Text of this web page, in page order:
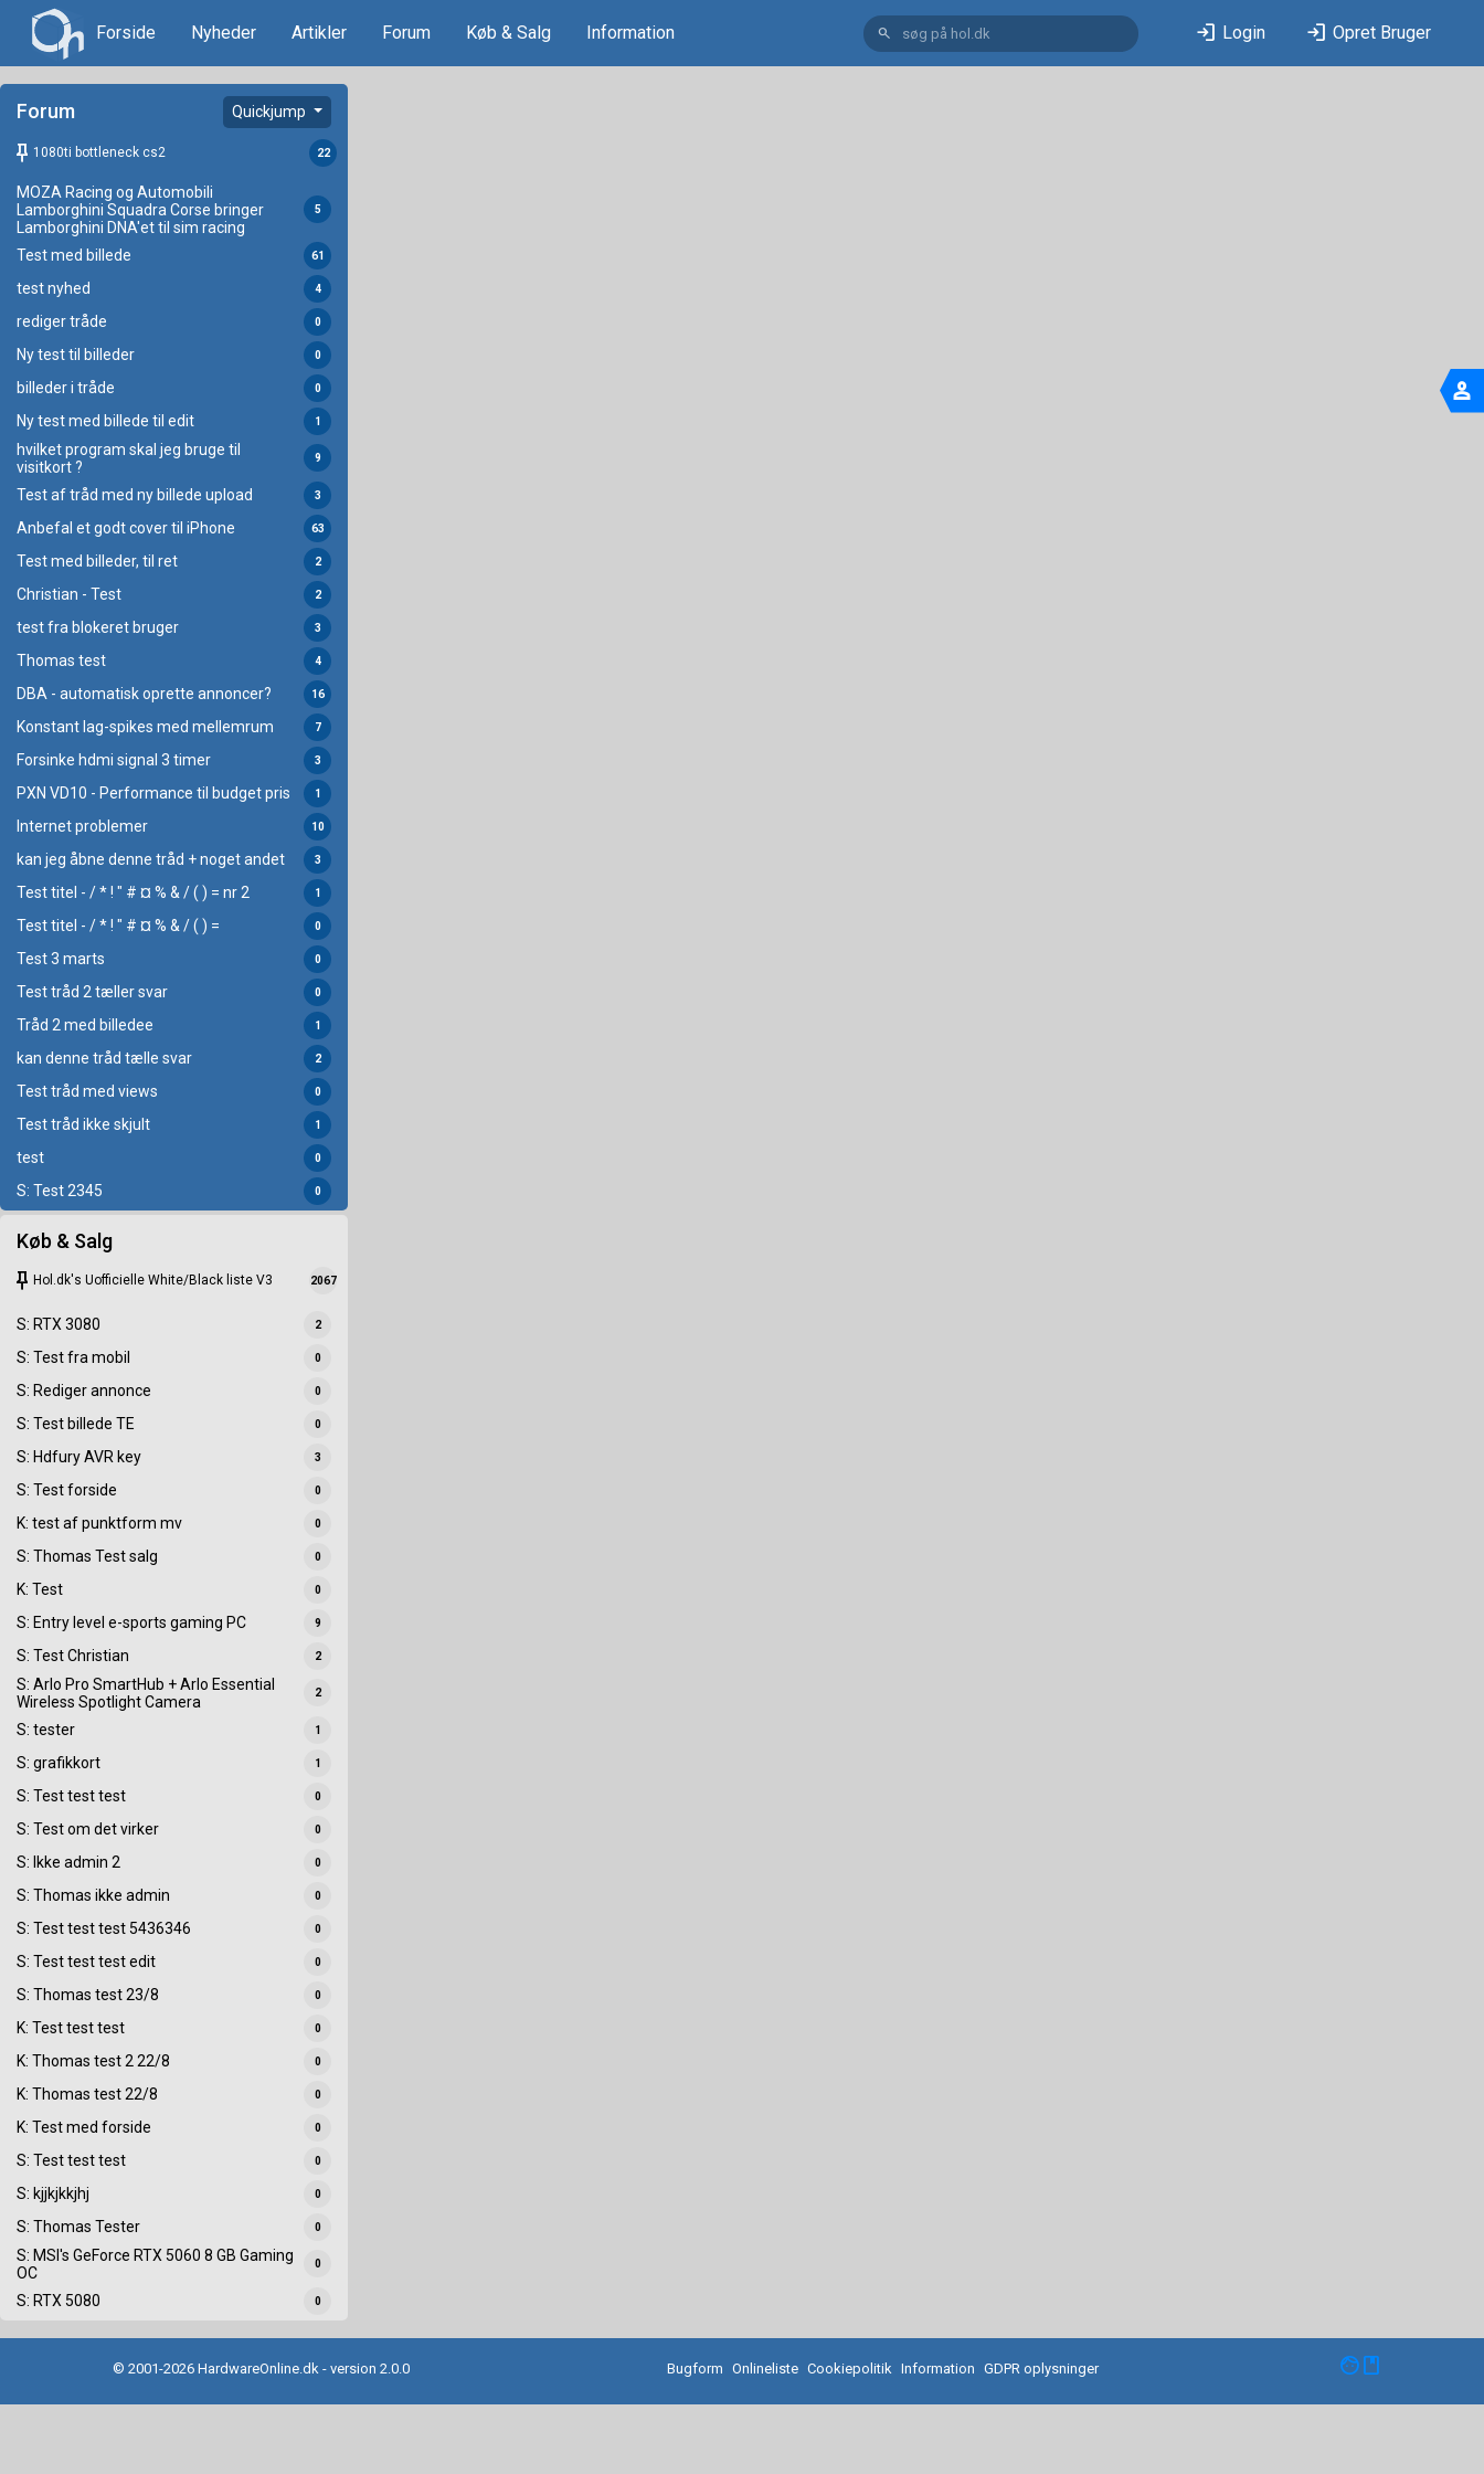
Forside Nyheder Artikler Forum Køb & Salg Information search login Login login Opret Bruger
Forum Quickjump
keep 1080ti bottleneck cs2 22
MOZA Racing og Automobili
Lamborghini Squadra Corse bringer
Lamborghini DNA'et til sim racing
5
Test med billede 61
test nyhed 4
rediger tråde 0
Ny test til billeder 0
billeder i tråde 0
Ny test med billede til edit 1
hvilket program skal jeg bruge til
visitkort ?
9
Test af tråd med ny billede upload 3
Anbefal et godt cover til iPhone 63
Test med billeder, til ret 2
Christian - Test 2
test fra blokeret bruger 3
Thomas test 4
DBA - automatisk oprette annoncer? 16
Konstant lag-spikes med mellemrum 7
Forsinke hdmi signal 3 timer 3
PXN VD10 - Performance til budget pris 1
Internet problemer 10
kan jeg åbne denne tråd + noget andet 3
Test titel - / * ! " # ¤ % & / ( ) = nr 2 1
Test titel - / * ! " # ¤ % & / ( ) = 0
Test 3 marts 0
Test tråd 2 tæller svar 0
Tråd 2 med billedee 1
kan denne tråd tælle svar 2
Test tråd med views 0
Test tråd ikke skjult 1
test 0
S: Test 2345 0
Køb & Salg
keep Hol.dk's Uofficielle White/Black liste V3 2067
S: RTX 3080 2
S: Test fra mobil 0
S: Rediger annonce 0
S: Test billede TE 0
S: Hdfury AVR key 3
S: Test forside 0
K: test af punktform mv 0
S: Thomas Test salg 0
K: Test 0
S: Entry level e-sports gaming PC 9
S: Test Christian 2
S: Arlo Pro SmartHub + Arlo Essential
Wireless Spotlight Camera
2
S: tester 1
S: grafikkort 1
S: Test test test 0
S: Test om det virker 0
S: Ikke admin 2 0
S: Thomas ikke admin 0
S: Test test test 5436346 0
S: Test test test edit 0
S: Thomas test 23/8 0
K: Test test test 0
K: Thomas test 2 22/8 0
K: Thomas test 22/8 0
K: Test med forside 0
S: Test test test 0
S: kjjkjkkjhj 0
S: Thomas Tester 0
S: MSI's GeForce RTX 5060 8 GB Gaming
OC
0
S: RTX 5080 0
person
© 2001-2026 HardwareOnline.dk - version 2.0.0 Bugform Onlineliste Cookiepolitik Information GDPR oplysninger facebook